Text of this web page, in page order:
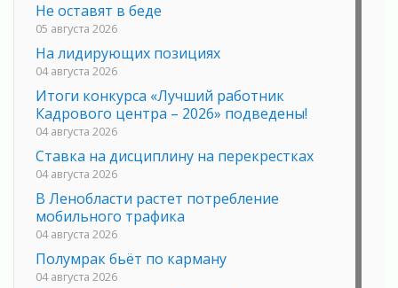
Не оставят в беде
05 августа 2026
На лидирующих позициях
04 августа 2026
Итоги конкурса «Лучший работник
Кадрового центра – 2026» подведены!
04 августа 2026
Ставка на дисциплину на перекрестках
04 августа 2026
В Ленобласти растет потребление
мобильного трафика
04 августа 2026
Полумрак бьёт по карману
04 августа 2026